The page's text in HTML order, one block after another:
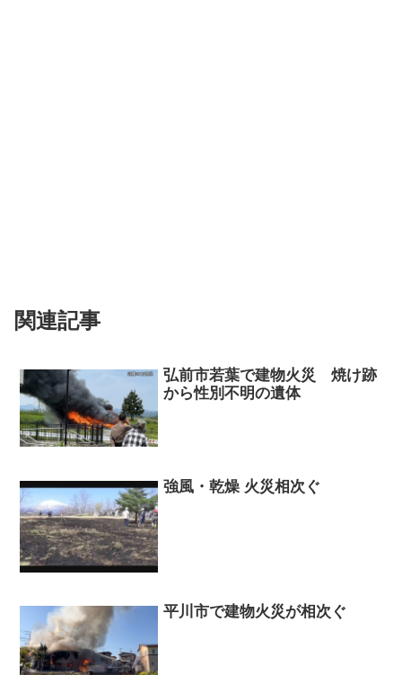
関連記事
弘前市若葉で建物火災 焼け跡
から性別不明の遺体
強風・乾燥 火災相次ぐ
平川市で建物火災が相次ぐ